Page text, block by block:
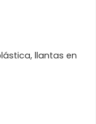
llantas en